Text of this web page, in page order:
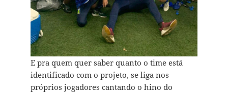
E pra quem quer saber quanto o time está
identificado com o projeto, se liga nos
próprios jogadores cantando o hino do